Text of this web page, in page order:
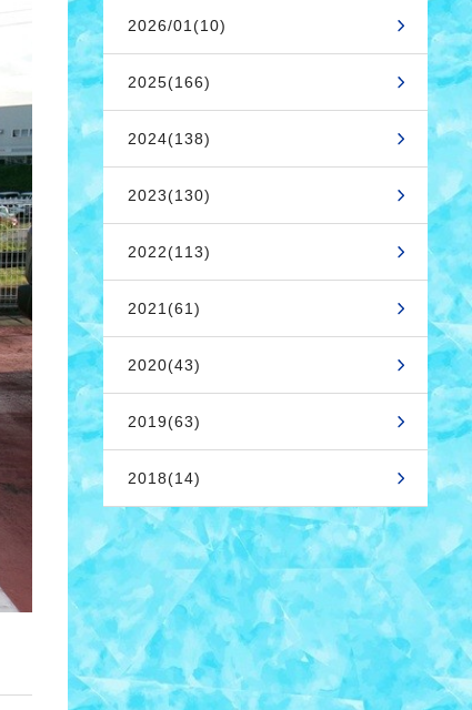
2026/01(10)
2025(166)
2024(138)
2023(130)
2022(113)
2021(61)
2020(43)
2019(63)
2018(14)